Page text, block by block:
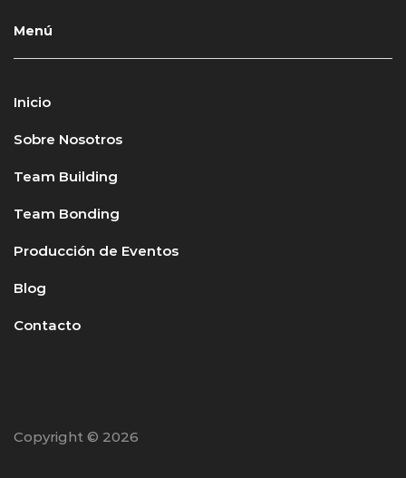
Menú
Inicio
Sobre Nosotros
Team Building
Team Bonding
Producción de Eventos
Blog
Contacto
Copyright © 2026